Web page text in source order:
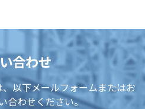
合わせ
以下メールフォームまたはお
合わせください。